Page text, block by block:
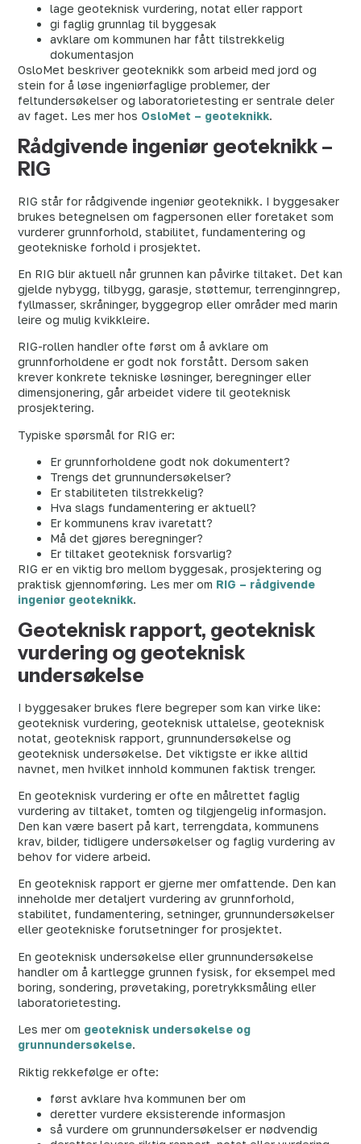
lage geoteknisk vurdering, notat eller rapport
gi faglig grunnlag til byggesak
avklare om kommunen har fått tilstrekkelig
dokumentasjon
OsloMet beskriver geoteknikk som arbeid med jord og
stein for å løse ingeniørfaglige problemer, der
feltundersøkelser og laboratorietesting er sentrale deler
av faget. Les mer hos OsloMet – geoteknikk.
Rådgivende ingeniør geoteknikk –
RIG
RIG står for rådgivende ingeniør geoteknikk. I byggesaker
brukes betegnelsen om fagpersonen eller foretaket som
vurderer grunnforhold, stabilitet, fundamentering og
geotekniske forhold i prosjektet.
En RIG blir aktuell når grunnen kan påvirke tiltaket. Det kan
gjelde nybygg, tilbygg, garasje, støttemur, terrenginngrep,
fyllmasser, skråninger, byggegrop eller områder med marin
leire og mulig kvikkleire.
RIG-rollen handler ofte først om å avklare om
grunnforholdene er godt nok forstått. Dersom saken
krever konkrete tekniske løsninger, beregninger eller
dimensjonering, går arbeidet videre til geoteknisk
prosjektering.
Typiske spørsmål for RIG er:
Er grunnforholdene godt nok dokumentert?
Trengs det grunnundersøkelser?
Er stabiliteten tilstrekkelig?
Hva slags fundamentering er aktuell?
Er kommunens krav ivaretatt?
Må det gjøres beregninger?
Er tiltaket geoteknisk forsvarlig?
RIG er en viktig bro mellom byggesak, prosjektering og
praktisk gjennomføring. Les mer om RIG – rådgivende
ingeniør geoteknikk.
Geoteknisk rapport, geoteknisk
vurdering og geoteknisk
undersøkelse
I byggesaker brukes flere begreper som kan virke like:
geoteknisk vurdering, geoteknisk uttalelse, geoteknisk
notat, geoteknisk rapport, grunnundersøkelse og
geoteknisk undersøkelse. Det viktigste er ikke alltid
navnet, men hvilket innhold kommunen faktisk trenger.
En geoteknisk vurdering er ofte en målrettet faglig
vurdering av tiltaket, tomten og tilgjengelig informasjon.
Den kan være basert på kart, terrengdata, kommunens
krav, bilder, tidligere undersøkelser og faglig vurdering av
behov for videre arbeid.
En geoteknisk rapport er gjerne mer omfattende. Den kan
inneholde mer detaljert vurdering av grunnforhold,
stabilitet, fundamentering, setninger, grunnundersøkelser
eller geotekniske forutsetninger for prosjektet.
En geoteknisk undersøkelse eller grunnundersøkelse
handler om å kartlegge grunnen fysisk, for eksempel med
boring, sondering, prøvetaking, poretrykksmåling eller
laboratorietesting.
Les mer om geoteknisk undersøkelse og
grunnundersøkelse.
Riktig rekkefølge er ofte:
først avklare hva kommunen ber om
deretter vurdere eksisterende informasjon
så vurdere om grunnundersøkelser er nødvendig